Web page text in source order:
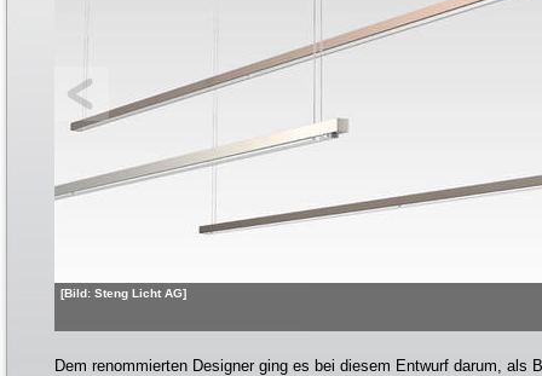
[Bild: Steng Licht AG]
Dem renommierten Designer ging es bei diesem Entwurf darum, als